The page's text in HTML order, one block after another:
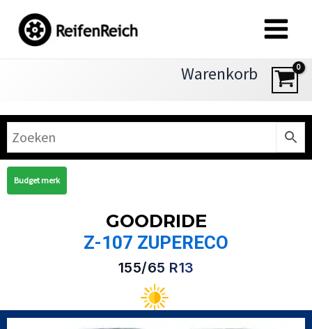
Inhalt
springen
Warenkorb
Budget merk
GOODRIDE
Z-107 ZUPERECO
155/65 R13